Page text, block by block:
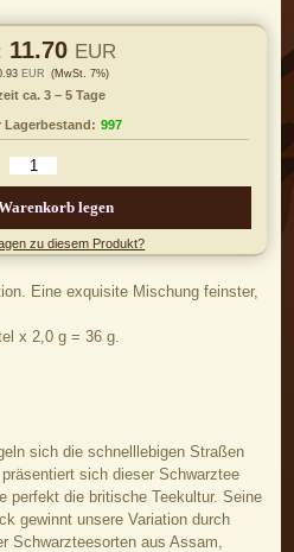
11.70 EUR
EUR (MwSt. 7%)
ca. 3 – 5 Tage
Lagerbestand: 997
zu diesem Produkt?
Eine exquisite Mischung feinster,
x 2,0 g = 36 g.
sich die schnelllebigen Straßen
sich dieser Schwarztee
perfekt die britische Teekultur. Seine
gewinnt unsere Variation durch
Schwarzteesorten aus Assam,